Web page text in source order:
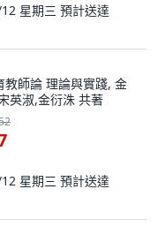
星期三 預計送達
教師論 理論與實踐, 金
英淑,金衍洙 共著
星期三 預計送達